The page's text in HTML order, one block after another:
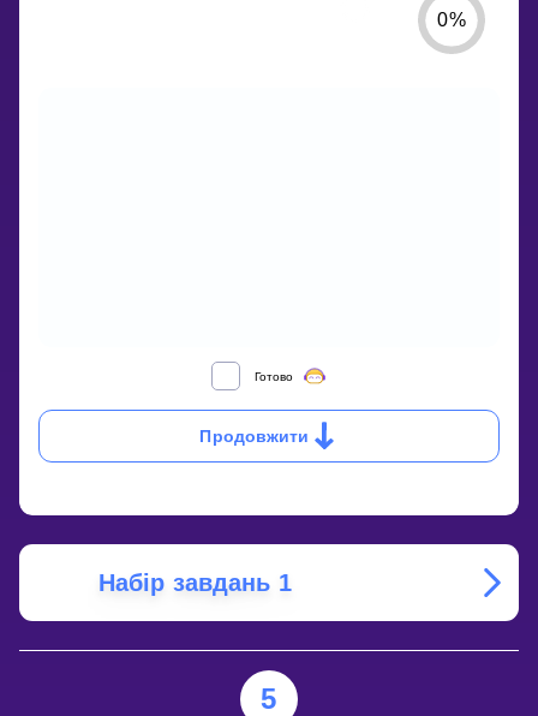
0%
СТЕПІНЬ
ВІД’ЄМНИМ
Готово
Продовжити
Набір завдань 1
5